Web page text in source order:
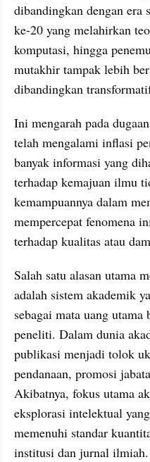
dibandingkan dengan era
ke-20 yang melahirkan
komputasi, hingga
mutakhir tampak lebih
dibandingkan
Ini mengarah pada
telah mengalami inflasi
banyak informasi yang
terhadap kemajuan ilmu
kemampuannya dalam
mempercepat fenomena
terhadap kualitas atau
Salah satu alasan utama
adalah sistem akademik
sebagai mata uang
peneliti. Dalam dunia
publikasi menjadi tolok
pendanaan, promosi
Akibatnya, fokus utama
eksplorasi intelektual
memenuhi standar
institusi dan jurnal